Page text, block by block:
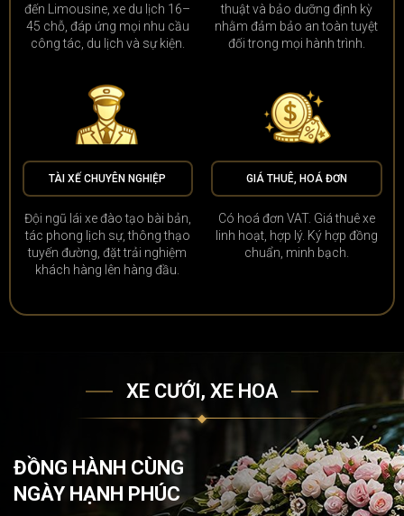
đến Limousine, xe du lịch 16–
45 chỗ, đáp ứng mọi nhu cầu
công tác, du lịch và sự kiện.
thuật và bảo dưỡng định kỳ
nhằm đảm bảo an toàn tuyệt
đối trong mọi hành trình.
TÀI XẾ CHUYÊN NGHIỆP
Đội ngũ lái xe đào tạo bài bản,
tác phong lịch sự, thông thạo
tuyến đường, đặt trải nghiệm
khách hàng lên hàng đầu.
GIÁ THUÊ, HOÁ ĐƠN
Có hoá đơn VAT. Giá thuê xe
linh hoạt, hợp lý. Ký hợp đồng
chuẩn, minh bạch.
XE CƯỚI, XE HOA
ĐỒNG HÀNH CÙNG
NGÀY HẠNH PHÚC